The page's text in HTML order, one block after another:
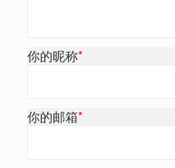
你的昵称*
你的邮箱*